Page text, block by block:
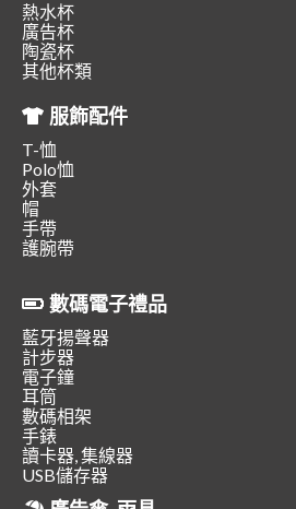
熱水杯
廣告杯
陶瓷杯
其他杯類
服飾配件
T-恤
Polo恤
外套
帽
手帶
護腕帶
數碼電子禮品
藍牙揚聲器
計步器
電子鐘
耳筒
數碼相架
手錶
讀卡器, 集線器
USB儲存器